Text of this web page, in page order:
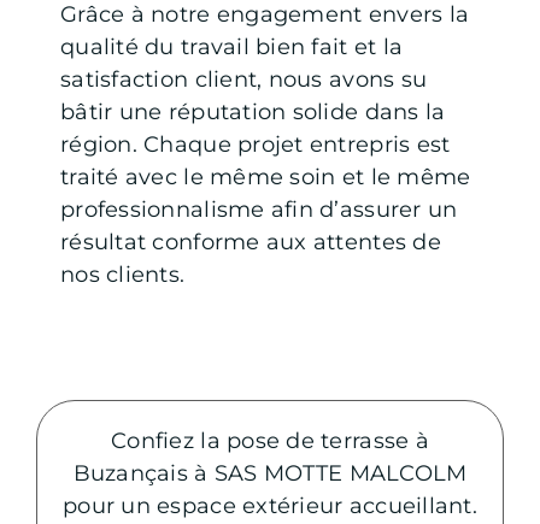
Grâce à notre engagement envers la
qualité du travail bien fait et la
satisfaction client, nous avons su
bâtir une réputation solide dans la
région. Chaque projet entrepris est
traité avec le même soin et le même
professionnalisme afin d’assurer un
résultat conforme aux attentes de
nos clients.
Confiez la pose de terrasse à
Buzançais à SAS MOTTE MALCOLM
pour un espace extérieur accueillant.